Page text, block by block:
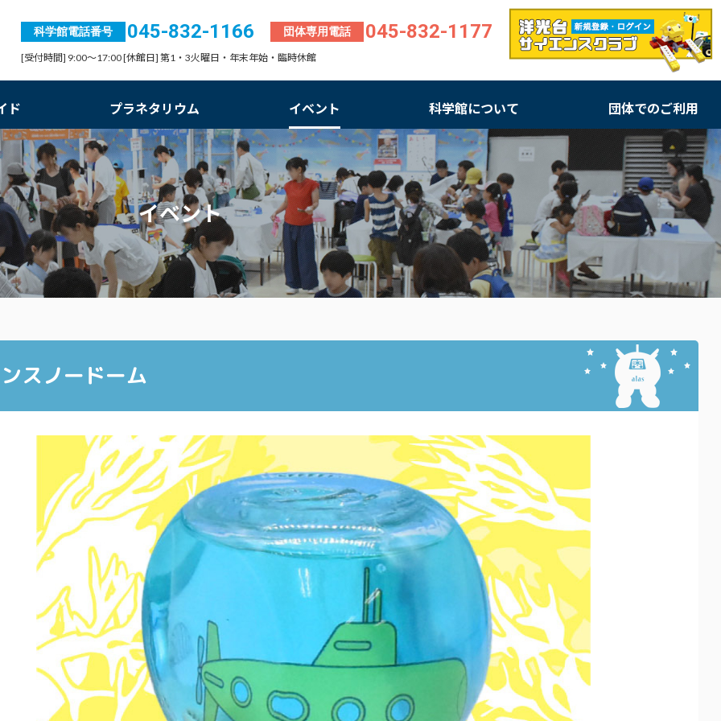
科学館電話番号 045-832-1166 団体専用電話 045-832-1177
[受付時間] 9:00～17:00 [休館日] 第1・3火曜日・年末年始・臨時休館
ド プラネタリウム イベント 科学館について 団体でのご利用
イベント
スノードーム